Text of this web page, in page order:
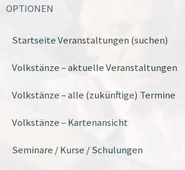
OPTIONEN
Startseite Veranstaltungen (suchen)
Volkstänze – aktuelle Veranstaltungen
Volkstänze – alle (zukünftige) Termine
Volkstänze – Kartenansicht
Seminare / Kurse / Schulungen